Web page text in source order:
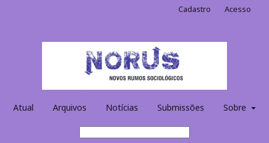
Atual Arquivos Notícias Submissões Sobre
Cadastro Acesso